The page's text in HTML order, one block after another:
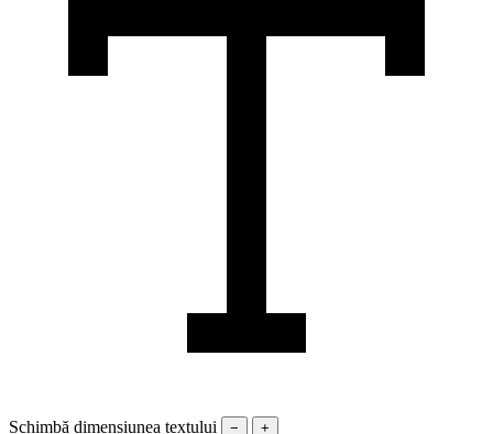
Schimbă dimensiunea textului − +